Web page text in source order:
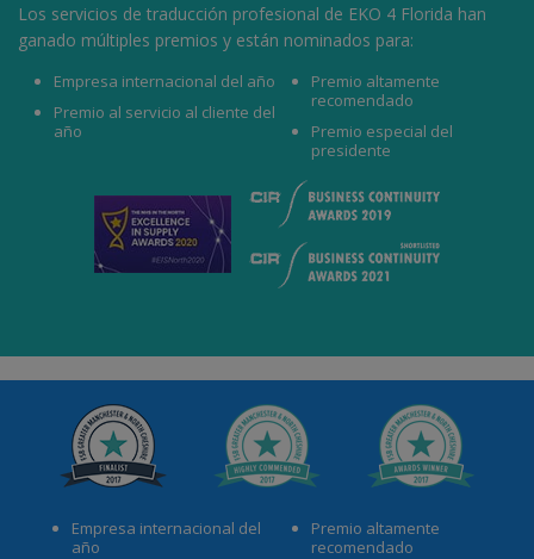
Los servicios de traducción profesional de EKO 4 Florida han
ganado múltiples premios y están nominados para:
Empresa internacional del año
Premio al servicio al cliente del
año
Premio altamente
recomendado
Premio especial del
presidente
Empresa internacional del
año
Premio altamente
recomendado